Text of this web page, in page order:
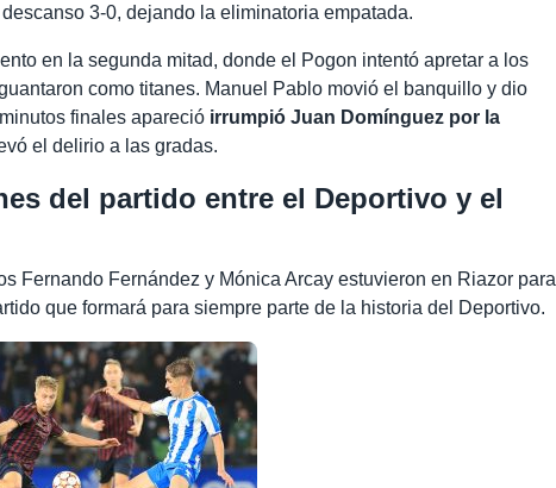
3-0, dejando la eliminatoria empatada.
en la segunda mitad, donde el Pogon intentó apretar a los
como titanes. Manuel Pablo movió el banquillo y dio
finales apareció irrumpió Juan Domínguez por la
el delirio a las gradas.
del partido entre el Deportivo y el
Fernando Fernández y Mónica Arcay estuvieron en Riazor para
que formará para siempre parte de la historia del Deportivo.